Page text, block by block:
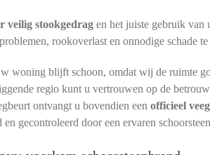
veilig stookgedragen het juiste gebruik van
rookoverlast en onnodige schade
woning blijft schoon, omdat wij de ruimte
regio kunt u vertrouwen op de
ontvangt u bovendien een officieel
gecontroleerd door een ervaren